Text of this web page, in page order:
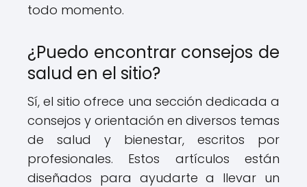
todo momento.
¿Puedo encontrar consejos de
salud en el sitio?
Sí, el sitio ofrece una sección dedicada a
consejos y orientación en diversos temas
de salud y bienestar, escritos por
profesionales. Estos artículos están
diseñados para ayudarte a llevar un